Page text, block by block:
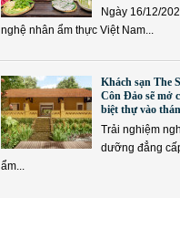
Ngày 16/12/
nghệ nhân ẩm thực Việt Nam...
Khách sạn The
Côn Đảo sẽ mở
biệt thự vào
Trải nghiệm
dưỡng đẳng
ẩm...